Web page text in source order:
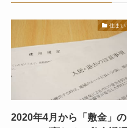
住まい
2020年4月から「敷金」の